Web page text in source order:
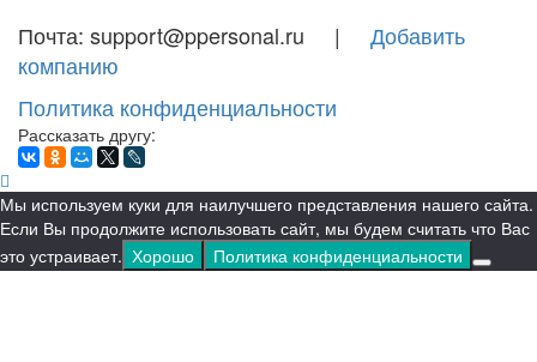
Почта: support@ppersonal.ru | Добавить
компанию
Политика конфиденциальности
Рассказать другу:
Мы используем куки для наилучшего представления нашего сайта.
Если Вы продолжите использовать сайт, мы будем считать что Вас
это устраивает. Хорошо Политика конфиденциальности